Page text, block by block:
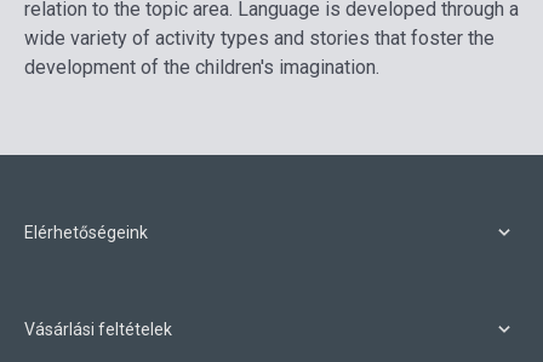
relation to the topic area. Language is developed through a
wide variety of activity types and stories that foster the
development of the children's imagination.
Elérhetőségeink
Vásárlási feltételek